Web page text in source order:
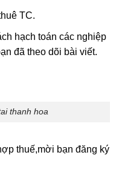
TC.
hạch toán các nghiệp
đã theo dõi bài viết.
thanh hoa
thuế,mời bạn đăng ký